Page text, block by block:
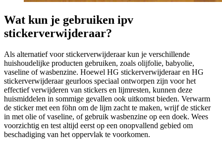
Wat kun je gebruiken ipv
stickerverwijderaar?
Als alternatief voor stickerverwijderaar kun je verschillende
huishoudelijke producten gebruiken, zoals olijfolie, babyolie,
vaseline of wasbenzine. Hoewel HG stickerverwijderaar en HG
stickerverwijderaar geurloos speciaal ontworpen zijn voor het
effectief verwijderen van stickers en lijmresten, kunnen deze
huismiddelen in sommige gevallen ook uitkomst bieden. Verwarm
de sticker met een föhn om de lijm zacht te maken, wrijf de sticker
in met olie of vaseline, of gebruik wasbenzine op een doek. Wees
voorzichtig en test altijd eerst op een onopvallend gebied om
beschadiging van het oppervlak te voorkomen.